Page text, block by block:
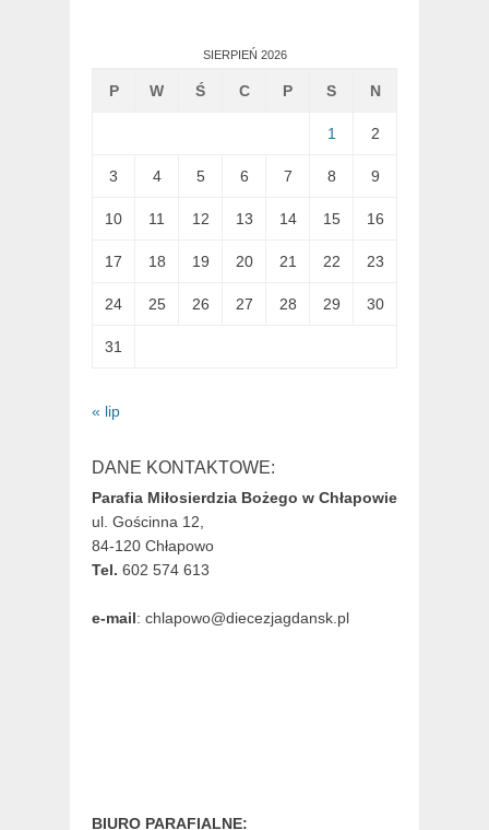
SIERPIEŃ 2026
P W Ś C P S N
1 2
3 4 5 6 7 8 9
10 11 12 13 14 15 16
17 18 19 20 21 22 23
24 25 26 27 28 29 30
31
« lip
DANE KONTAKTOWE:
Parafia Miłosierdzia Bożego w Chłapowie
ul. Gościnna 12,
84-120 Chłapowo
Tel. 602 574 613
e-mail: chlapowo@diecezjagdansk.pl
BIURO PARAFIALNE: